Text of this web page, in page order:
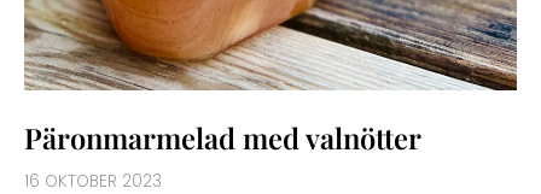
Päronmarmelad med valnötter
16 OKTOBER 2023